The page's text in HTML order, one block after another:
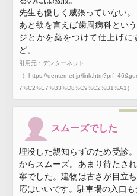
先生も優しく威張っていない。
あと欲を言えば歯周病科とい
ジとかを薬をつけて仕上げに
ど。
引用元：デンターネット
（https://denternet.jp/
7%C2%E7%B3%D8%C9%C2%B1%A1）
スムーズでした
埋没した親知らずのため受診
からスムーズ。あまり待たさ
寧でした。建物は古さが目立
応はいいです。駐車場の入口も